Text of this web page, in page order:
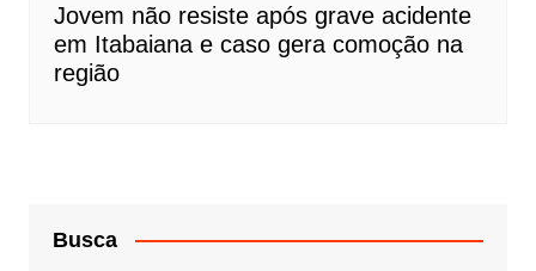
Jovem não resiste após grave acidente
em Itabaiana e caso gera comoção na
região
Busca